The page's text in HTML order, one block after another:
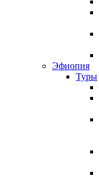
Эфиопия
Туры